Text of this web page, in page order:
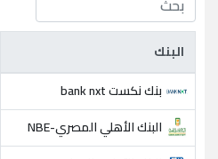
البنك
بنك نكست bank nxt
البنك الأهلي المصري-NBE